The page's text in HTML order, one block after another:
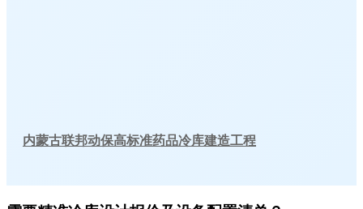
内蒙古联邦动保高标准药品冷库建造工程